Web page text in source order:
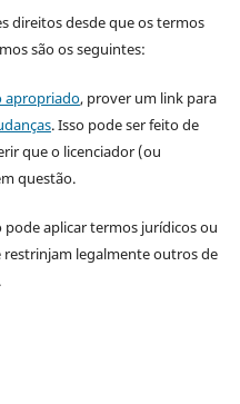
direitos desde que os termos
são os seguintes:
apropriado, prover um link para
. Isso pode ser feito de
que o licenciador (ou
questão.
pode aplicar termos jurídicos ou
legalmente outros de